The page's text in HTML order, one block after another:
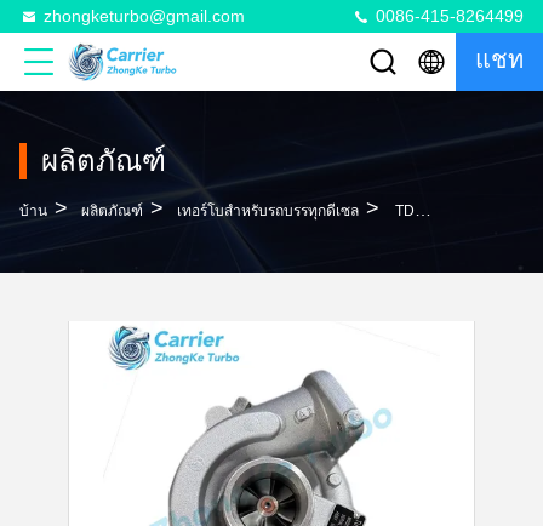
zhongketurbo@gmail.com 0086-415-8264499
แชท
ผลิตภัณฑ์
บ้าน > ผลิตภัณฑ์ > เทอร์โบสำหรับรถบรรทุกดีเซล > TD04HL-13G Cat 3044c Turbo 49189-02710 49189-02711 ME080442 2354964 2344894 10R7602 For 4D13T Engine